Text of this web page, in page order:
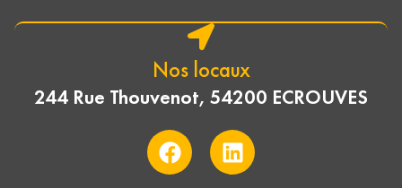
Nos locaux
244 Rue Thouvenot, 54200 ECROUVES